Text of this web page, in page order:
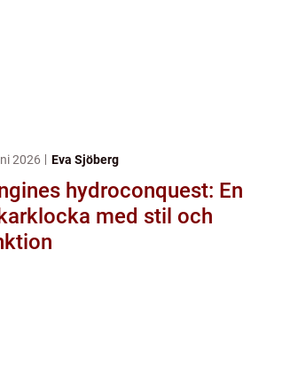
2026 Eva Sjöberg
hydroconquest: En
med stil och